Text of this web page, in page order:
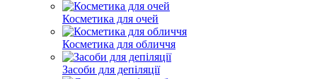
Косметика для очей
Косметика для обличчя
Засоби для депіляції